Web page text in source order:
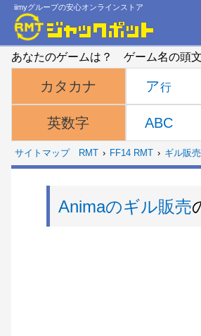
iimyグループの安心オンラインストア
あなたのゲームは？ ゲーム名の頭
カタカナ
英数字
ア
ABC
サイトマップ RMT FF14 RMT ギル販売
Animaのギル販売